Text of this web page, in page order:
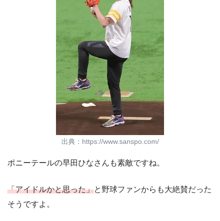
出典：https://www.sanspo.com/
ポニーテールの早田ひなさんも素敵ですね。
「アイドルかと思った」と野球ファンからも大絶賛だった
そうですよ。